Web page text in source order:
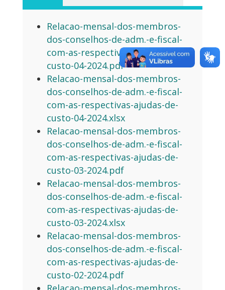
Relacao-mensal-dos-membros-
dos-conselhos-de-adm.-e-fiscal-
com-as-respectivas-ajudas-de-
custo-04-2024.pdf
Relacao-mensal-dos-membros-
dos-conselhos-de-adm.-e-fiscal-
com-as-respectivas-ajudas-de-
custo-04-2024.xlsx
Relacao-mensal-dos-membros-
dos-conselhos-de-adm.-e-fiscal-
com-as-respectivas-ajudas-de-
custo-03-2024.pdf
Relacao-mensal-dos-membros-
dos-conselhos-de-adm.-e-fiscal-
com-as-respectivas-ajudas-de-
custo-03-2024.xlsx
Relacao-mensal-dos-membros-
dos-conselhos-de-adm.-e-fiscal-
com-as-respectivas-ajudas-de-
custo-02-2024.pdf